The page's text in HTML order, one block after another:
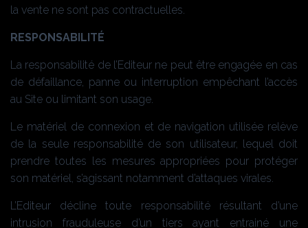
la vente ne sont pas contractuelles.
RESPONSABILITÉ
La responsabilité de l’Editeur ne peut être engagée en cas
de défaillance, panne ou interruption empêchant l’accès
au Site ou limitant son usage.
Le matériel de connexion et de navigation utilisée relève
de la seule responsabilité de son utilisateur, lequel doit
prendre toutes les mesures appropriées pour protéger
son matériel, s’agissant notamment d’attaques virales.
L’Editeur décline toute responsabilité résultant d’une
intrusion frauduleuse d’un tiers ayant entrainé une